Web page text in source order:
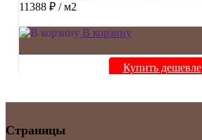
11388 ₽ / м2
В корзину
Купить дешевле
Страницы